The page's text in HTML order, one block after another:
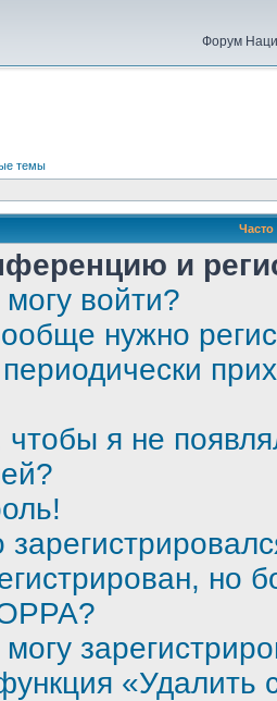
Форум
темы
и
войти?
нужно
чтобы я не
но
«Удалить